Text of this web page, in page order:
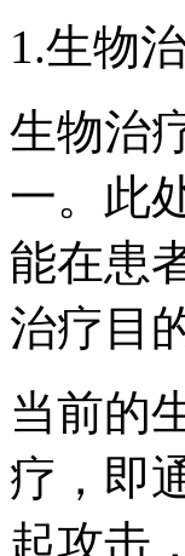
1.生物
生物治
一。此
能在患
治疗目
当前的
疗，即
起攻击